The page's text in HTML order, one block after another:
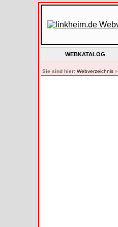
WEBKATALOG
Sie sind hier: Webverzeichnis»